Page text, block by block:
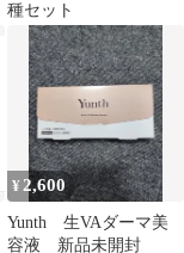
種セット
¥2,600
Yunth 生VAダーマ美
容液 新品未開封